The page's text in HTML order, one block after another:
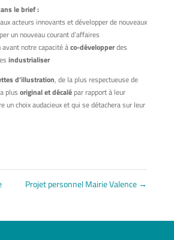
le brief :
acteurs innovants et développer de nouveaux
un nouveau courant d’affaires
notre capacité àco-développerdes
industrialiser
d’illustration, de la plus respectueuse de
plus original et décalépar rapport à leur
un choix audacieux et qui se détachera sur leur
Projet personnel Mairie Valence →